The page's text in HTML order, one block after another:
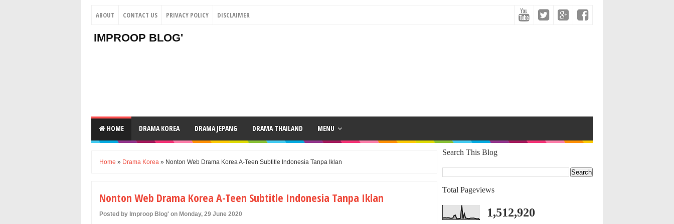
ABOUT CONTACT US PRIVACY POLICY DISCLAIMER
IMPROOP BLOG'
HOME DRAMA KOREA DRAMA JEPANG DRAMA THAILAND MENU
Home » Drama Korea » Nonton Web Drama Korea A-Teen Subtitle Indonesia Tanpa Iklan
Nonton Web Drama Korea A-Teen Subtitle Indonesia Tanpa Iklan
Posted by Improop Blog' on Monday, 29 June 2020
Search This Blog
Total Pageviews
1,512,920